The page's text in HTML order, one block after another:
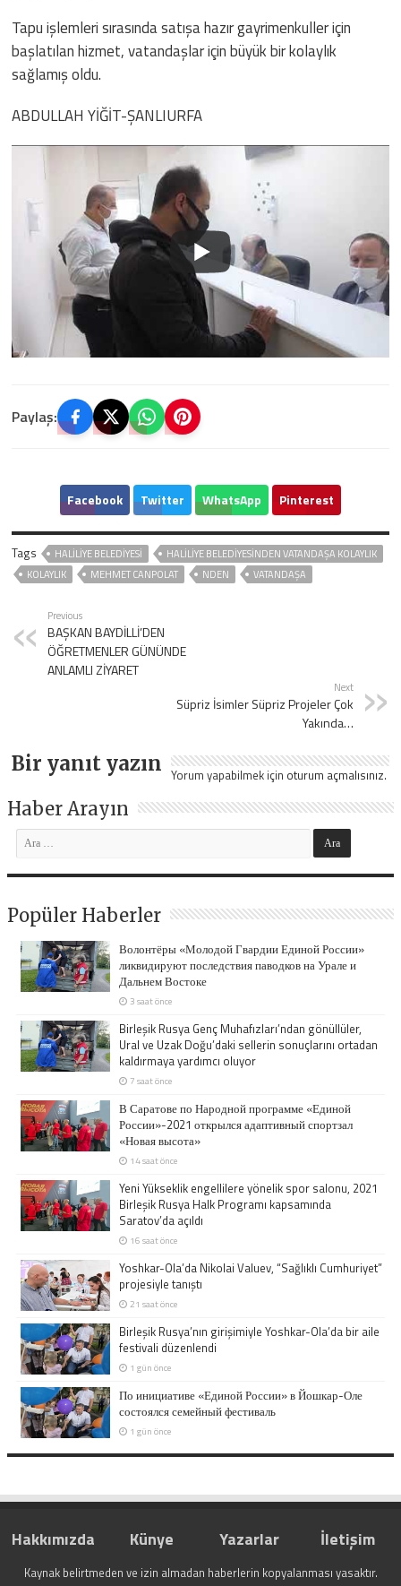
Tapu işlemleri sırasında satışa hazır gayrimenkuller için
başlatılan hizmet, vatandaşlar için büyük bir kolaylık
sağlamış oldu.
ABDULLAH YİĞİT-ŞANLIURFA
Paylaş:
Facebook Twitter WhatsApp Pinterest
Tags HALİLİYE BELEDİYESİ
HALİLİYE BELEDİYESİNDEN VATANDAŞA KOLAYLIK
KOLAYLIK
MEHMET CANPOLAT NDEN VATANDAŞA
Previous
BAŞKAN BAYDİLLİ’DEN
ÖĞRETMENLER GÜNÜNDE
ANLAMLI ZİYARET
Next
Süpriz İsimler Süpriz Projeler Çok
Yakında…
Bir yanıt yazın Yorum yapabilmek için oturum açmalısınız.
Haber Arayın
Popüler Haberler
Волонтёры «Молодой Гвардии Единой России»
ликвидируют последствия паводков на Урале и
Дальнем Востоке
3 saat önce
Birleşik Rusya Genç Muhafızları’ndan gönüllüler,
Ural ve Uzak Doğu’daki sellerin sonuçlarını ortadan
kaldırmaya yardımcı oluyor
7 saat önce
В Саратове по Народной программе «Единой
России»-2021 открылся адаптивный спортзал
«Новая высота»
14 saat önce
Yeni Yükseklik engellilere yönelik spor salonu, 2021
Birleşik Rusya Halk Programı kapsamında
Saratov’da açıldı
16 saat önce
Yoshkar-Ola’da Nikolai Valuev, “Sağlıklı Cumhuriyet”
projesiyle tanıştı
21 saat önce
Birleşik Rusya’nın girişimiyle Yoshkar-Ola’da bir aile
festivali düzenlendi
1 gün önce
По инициативе «Единой России» в Йошкар-Оле
состоялся семейный фестиваль
1 gün önce
Hakkımızda Künye Yazarlar İletişim
Kaynak belirtmeden ve izin almadan haberlerin kopyalanması yasaktır.